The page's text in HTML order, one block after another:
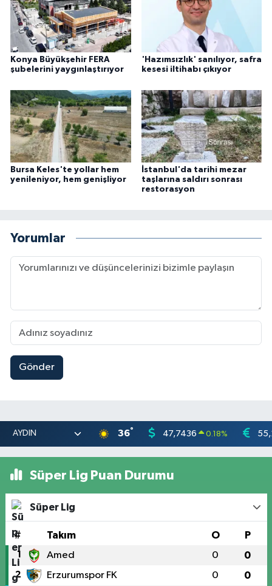
Konya Büyükşehir FERA
şubelerini yaygınlaştırıyor
'Hazımsızlık' sanılıyor, safra
kesesi iltihabı çıkıyor
Bursa Keles'te yollar hem
yenileniyor, hem genişliyor
İstanbul'da tarihi mezar
taşlarına saldırı sonrası
restorasyon
Yorumlar
Gönder
36° 47,7436 0.18%
Süper Lig Puan Durumu
Süper Lig
# Takım O P
1 Amed 0 0
2 Erzurumspor FK 0 0